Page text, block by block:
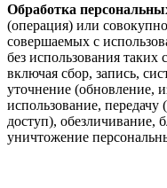
Обработка
(операция) или
совершаемых с
без использования
включая сбор, запись,
уточнение (обновление,
использование, передачу
доступ), обезличивание,
уничтожение